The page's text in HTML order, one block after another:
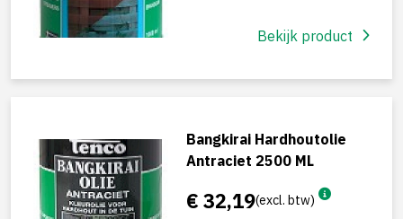
Bekijk product
Bangkirai Hardhoutolie
Antraciet 2500 ML
€ 32,19(excl. btw)